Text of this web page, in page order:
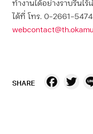
ทำงานได้อย่างราบรื่นไ
ได้ที่ โทร. 0-2661-
SHARE